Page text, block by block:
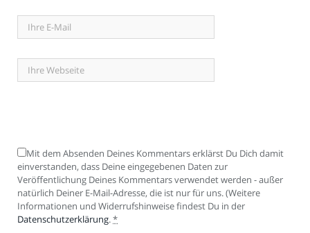
Mit dem Absenden Deines Kommentars erklärst Du Dich damit
einverstanden, dass Deine eingegebenen Daten zur
Veröffentlichung Deines Kommentars verwendet werden - außer
natürlich Deiner E-Mail-Adresse, die ist nur für uns. (Weitere
Informationen und Widerrufshinweise findest Du in der
Datenschutzerklärung.*